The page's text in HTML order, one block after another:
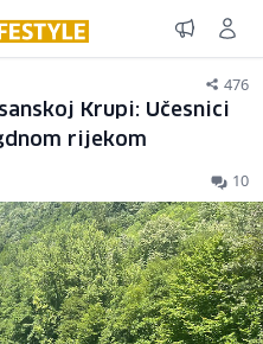
476
Krupi: Učesnici
rijekom
10